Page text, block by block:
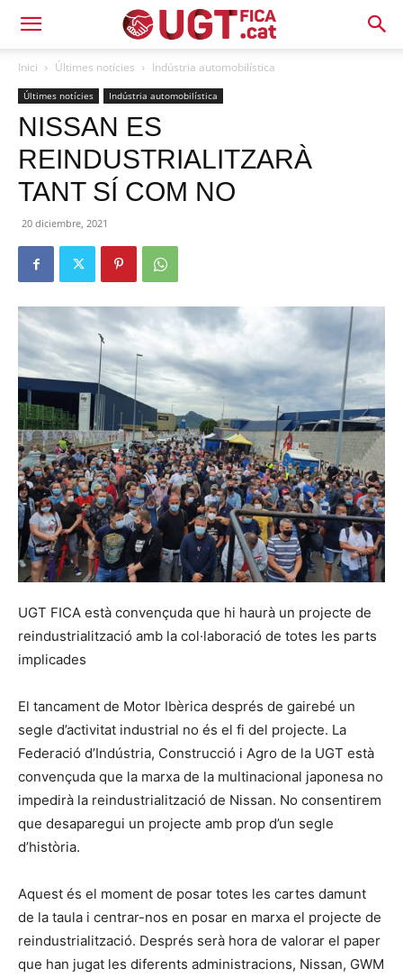
Inici Últimes notícies Indústria automobilística
Últimes notícies Indústria automobilística
NISSAN ES
REINDUSTRIALITZARÀ
TANT SÍ COM NO
20 diciembre, 2021
UGT FICA està convençuda que hi haurà un projecte de
reindustrialització amb la col·laboració de totes les parts
implicades
El tancament de Motor Ibèrica després de gairebé un
segle d’activitat industrial no és el fi del projecte. La
Federació d’Indústria, Construcció i Agro de la UGT està
convençuda que la marxa de la multinacional japonesa no
impedirà la reindustrialització de Nissan. No consentirem
que desaparegui un projecte amb prop d’un segle
d’història.
Aquest és el moment de posar totes les cartes damunt
de la taula i centrar-nos en posar en marxa el projecte de
reindustrialització. Després serà hora de valorar el paper
que han jugat les diferents administracions, Nissan, GWM